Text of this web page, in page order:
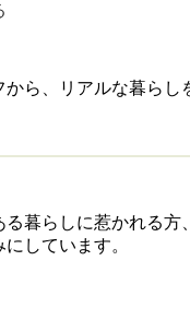
ら、リアルな暮らし
暮らしに惹かれる
しています。